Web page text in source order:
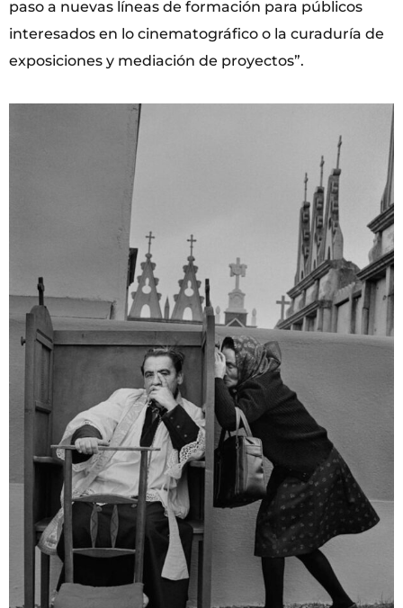
paso a nuevas líneas de formación para públicos
interesados en lo cinematográfico o la curaduría de
exposiciones y mediación de proyectos”.